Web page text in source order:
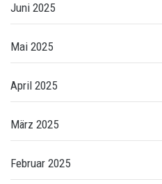
Juni 2025
Mai 2025
April 2025
März 2025
Februar 2025